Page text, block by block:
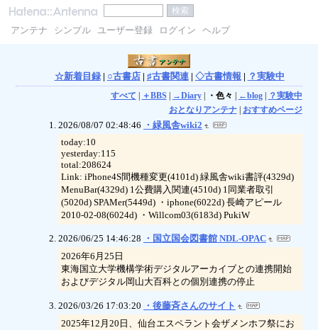
アンテナ シンプル ユーザー登録 ログイン ヘルプ
☆新着目録| ○古書店| ♯古書関連| ◇古書情報 | ？実験中
すべて | ＋BBS | →Diary| ・色々 | ←blog| ？実験中
おとなりアンテナ| おすすめページ
2026/08/07 02:48:46
・緑風舎wiki2
today:10
yesterday:115
total:208624
Link: iPhone4S間機種変更(4101d) 緑風舎wiki書評(4329d)
MenuBar(4329d) 1公費購入関連(4510d) 1同業者取引
(5020d) SPAMer(5449d) ・iphone(6022d) 長崎アピール
2010-02-08(6024d) ・Willcom03(6183d) PukiW
2026/06/25 14:46:28 ・国立国会図書館 NDL-OPAC
2026年6月25日
東海国立大学機構学術デジタルアーカイブとの連携開始
およびデジタル岡山大百科との個別連携の停止
2026/03/26 17:03:20 ・後藤斉さんのサイト
2025年12月20日、仙台エスペラント会ザメンホフ祭にお